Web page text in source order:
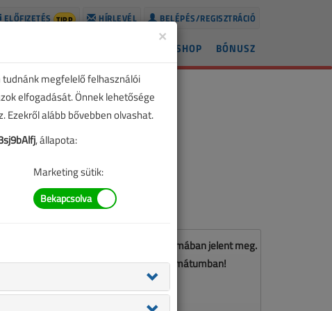
BELÉPÉS/REGISZTRÁCIÓ
HÍRLEVÉL
ELŐFIZETÉS TIPP
BÓNUSZ
SHOP
Ez a cikk a VL 2019. szeptemberi számában jelent meg.
Töltse le a lapszámot PDF formátumban!
LETÖLTÉS
×
megfelelő felhasználói
elfogadását. Önnek lehetősége
Ezekről alább bővebben olvashat.
, állapota:
Marketing sütik: